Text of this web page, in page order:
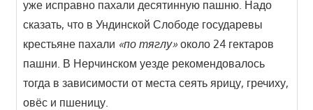
уже исправно пахали десятинную пашню. Надо
сказать, что в Ундинской Слободе государевы
крестьяне пахали «по тяглу»около 24 гектаров
пашни. В Нерчинском уезде рекомендовалось
тогда в зависимости от места сеять ярицу, гречиху,
овёс и пшеницу.